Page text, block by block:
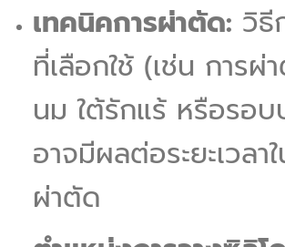
เทคนิคการผ่าตัด: วิธี
ที่เลือกใช้ (เช่น การผ่
นม ใต้รักแร้ หรือรอ
อาจมีผลต่อระยะเวลา
ผ่าตัด